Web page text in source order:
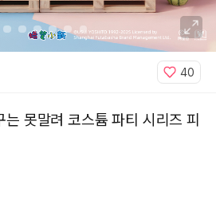
40
못말려 코스튬 파티 시리즈 피